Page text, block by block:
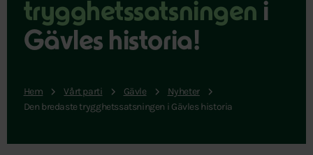
trygghetssatsningen i
Gävles historia!
Hem Vårt parti Gävle
Nyheter
Den bredaste trygghetssatsningen i Gävles historia